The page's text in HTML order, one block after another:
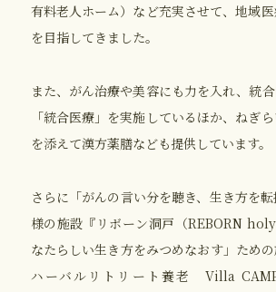
有料老人ホーム）など充実させて、地域
を目指してきました。
また、がん治療や美容にも力を入れ、統
「統合医療」を実施しているほか、ねぎ
を添えて漢方薬膳なども提供しています。
さらに「がんの言い分を聴き、生き方を
様の施設『リボーン洞戸（REBORN
なたらしい生き方をみつめなおす」ため
ハーバルリトリート養老 Villa